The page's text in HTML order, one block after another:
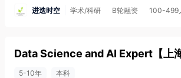
进迭时空 学术/科研 B轮融资 100-499
Data Science and AI Expert 【 上
5-10年 本科